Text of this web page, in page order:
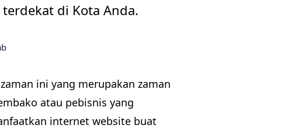
di Kota Anda.
ini yang merupakan zaman
atau pebisnis yang
internet website buat